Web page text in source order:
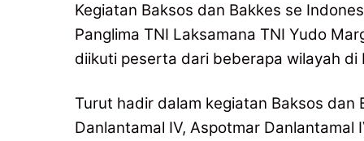
Kegiatan Baksos dan Bakkes se
Panglima TNI Laksamana TNI Yudo
diikuti peserta dari beberapa wilayah di
Turut hadir dalam kegiatan Baksos dan
Danlantamal IV, Aspotmar Danlantamal